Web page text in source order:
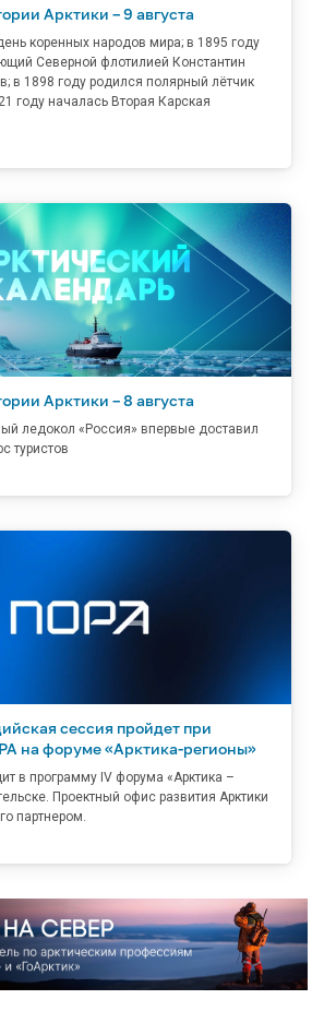
Арктики – 9 августа
коренных народов мира; в 1895 году
Северной флотилией Константин
в 1898 году родился полярный лётчик
году началась Вторая Карская
Арктики – 8 августа
ледокол «Россия» впервые доставил
туристов
сессия пройдет при
на форуме «Арктика-регионы»
в программу IV форума «Арктика –
Проектный офис развития Арктики
партнером.